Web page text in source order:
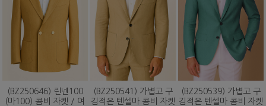
(BZ250646) 린넨100
(마100) 콤비 자켓 / 여
(BZ250541) 가볍고 구
김적은 텐셀마 콤비 자켓
(BZ250539) 가볍고 구
김적은 텐셀마 콤비 자켓